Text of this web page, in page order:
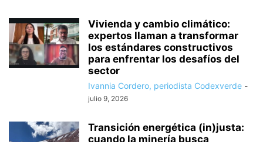
Vivienda y cambio climático:
expertos llaman a transformar
los estándares constructivos
para enfrentar los desafíos del
sector
Ivannia Cordero, periodista Codexverde -
julio 9, 2026
Transición energética (in)justa:
cuando la minería busca